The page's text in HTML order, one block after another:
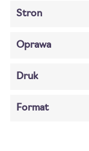
Stron
Oprawa
Druk
Format